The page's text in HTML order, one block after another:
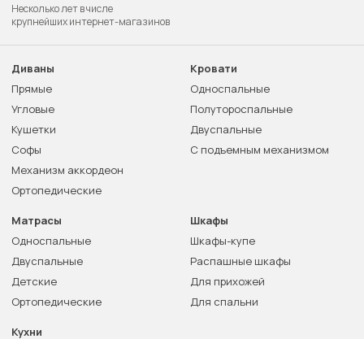
Несколько лет в числе
крупнейших интернет-магазинов
Диваны
Прямые
Угловые
Кушетки
Софы
Механизм аккордеон
Ортопедические
Кровати
Односпальные
Полутороспальные
Двуспальные
С подъемным механизмом
Матрасы
Односпальные
Двуспальные
Детские
Ортопедические
Шкафы
Шкафы-купе
Распашные шкафы
Для прихожей
Для спальни
Кухни